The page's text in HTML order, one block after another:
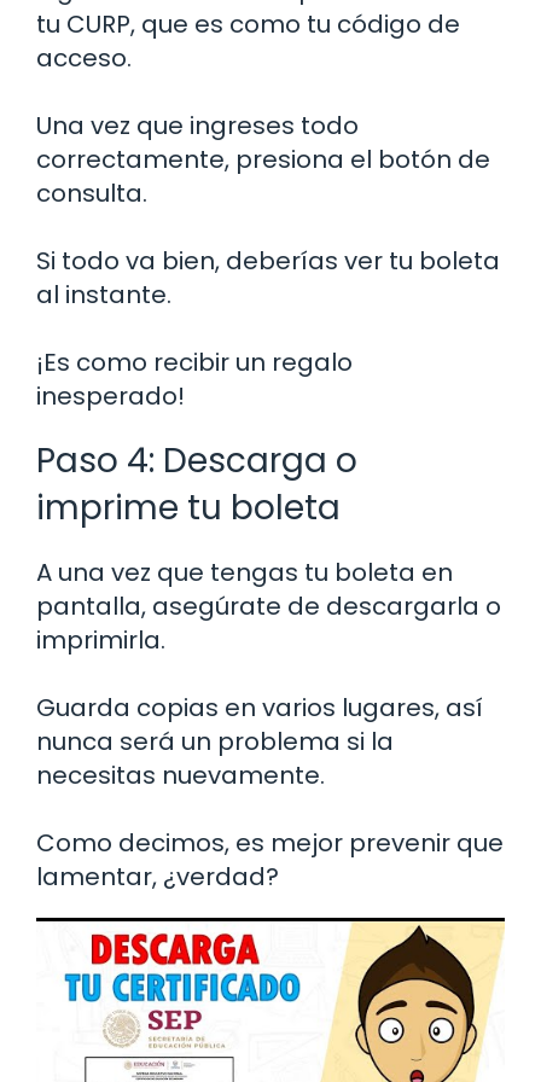
tu CURP, que es como tu código de
acceso.
Una vez que ingreses todo
correctamente, presiona el botón de
consulta.
Si todo va bien, deberías ver tu boleta
al instante.
¡Es como recibir un regalo
inesperado!
Paso 4: Descarga o
imprime tu boleta
A una vez que tengas tu boleta en
pantalla, asegúrate de descargarla o
imprimirla.
Guarda copias en varios lugares, así
nunca será un problema si la
necesitas nuevamente.
Como decimos, es mejor prevenir que
lamentar, ¿verdad?